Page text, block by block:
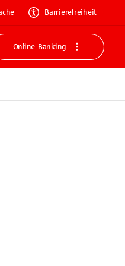
Barrierefreiheit
Online-Banking